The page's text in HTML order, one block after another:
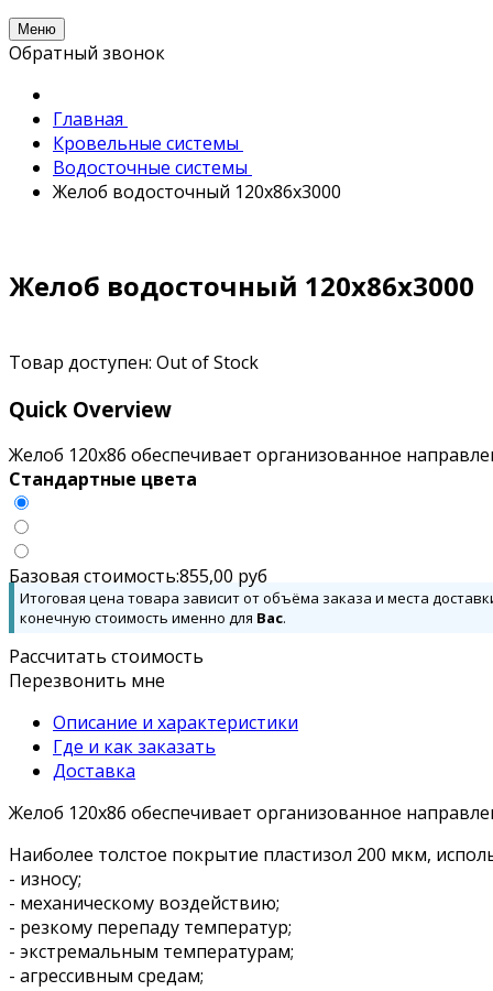
Меню
Обратный звонок
Главная
Кровельные системы
Водосточные системы
Желоб водосточный 120х86х3000
Желоб водосточный 120х86х3000
Товар доступен: Out of Stock
Quick Overview
Желоб 120х86 обеспечивает организованное
Стандартные цвета
Базовая стоимость:855,00 руб
Итоговая цена товара зависит от объёма заказа и места
конечную стоимость именно для Вас.
Рассчитать стоимость
Перезвонить мне
Описание и характеристики
Где и как заказать
Доставка
Желоб 120х86 обеспечивает организованное
Наиболее толстое покрытие пластизол 200 мкм,
- износу;
- механическому воздействию;
- резкому перепаду температур;
- экстремальным температурам;
- агрессивным средам;